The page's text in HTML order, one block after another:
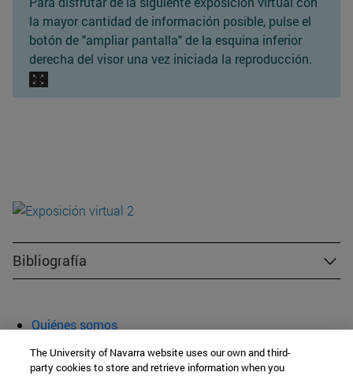
la mayor cantidad de información posible, pulse el
botón de "ampliar pantalla" de la esquina inferior
derecha del visor una vez iniciada la reproducción.
Bibliografía
Quiénes somos
Aula abierta
The University of Navarra website uses our own and third-
party cookies to store and retrieve information when you